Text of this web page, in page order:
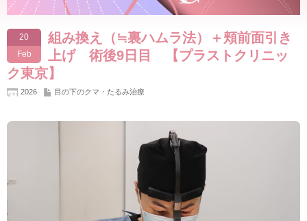
20
Feb
組み換え（≒裏ハムラ法）＋頬前面引き
上げ 術後9日目 【プラストクリニッ
ク東京】
2026 目の下のクマ・たるみ治療